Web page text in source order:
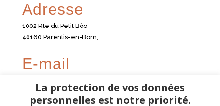
Adresse
1002 Rte du Petit Bôo
40160 Parentis-en-Born,
E-mail
La protection de vos données
personnelles est notre priorité.